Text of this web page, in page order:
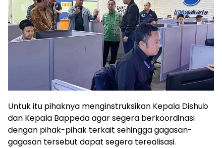
Untuk itu pihaknya menginstruksikan Kepala Dishub
dan Kepala Bappeda agar segera berkoordinasi
dengan pihak-pihak terkait sehingga gagasan-
gagasan tersebut dapat segera terealisasi.